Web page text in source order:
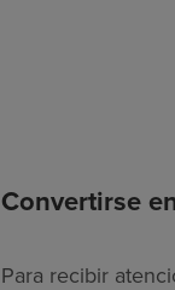
Convertirse
Para recibir